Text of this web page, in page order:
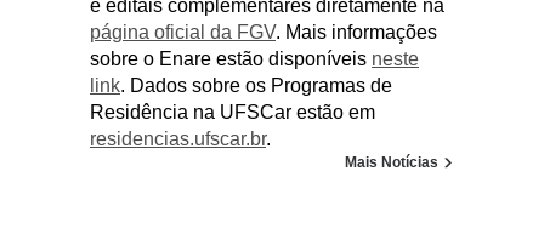
e editais complementares diretamente na
página oficial da FGV. Mais informações
sobre o Enare estão disponíveis neste
link. Dados sobre os Programas de
Residência na UFSCar estão em
residencias.ufscar.br.
Mais Notícias